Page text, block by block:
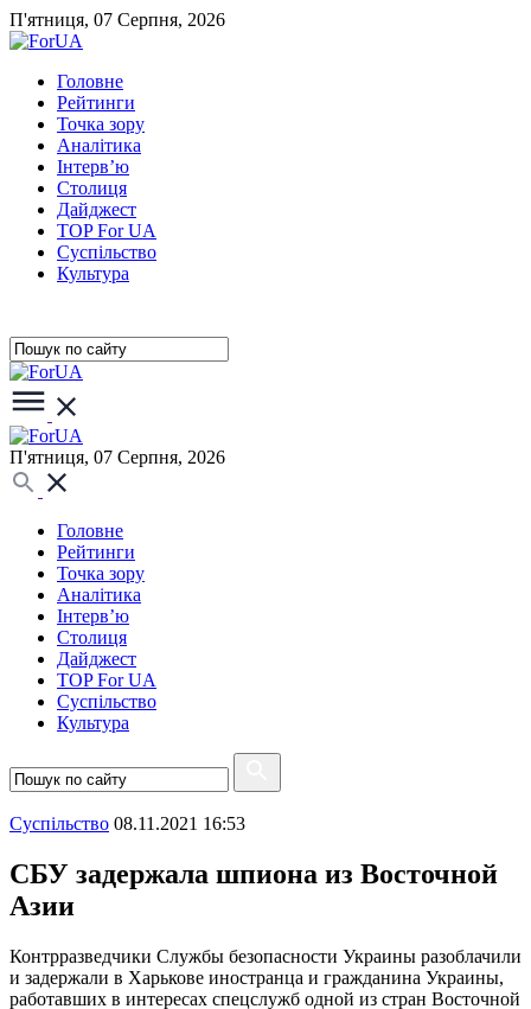
П'ятниця, 07 Серпня, 2026
Головне
Рейтинги
Точка зору
Аналітика
Інтерв’ю
Столиця
Дайджест
TOP For UA
Суспiльство
Культура
П'ятниця, 07 Серпня, 2026
Головне
Рейтинги
Точка зору
Аналітика
Інтерв’ю
Столиця
Дайджест
TOP For UA
Суспiльство
Культура
Суспiльство 08.11.2021 16:53
СБУ задержала шпиона из Восточной
Азии
Контрразведчики Службы безопасности Украины разоблачили
и задержали в Харькове иностранца и гражданина Украины,
работавших в интересах спецслужб одной из стран Восточной